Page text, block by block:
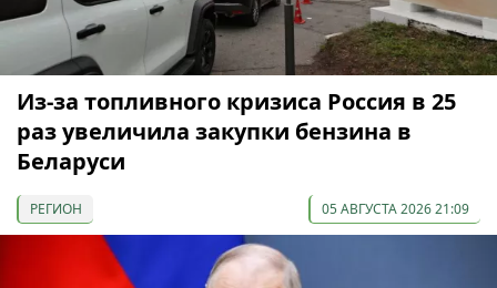
Из-за топливного кризиса Россия в 25
раз увеличила закупки бензина в
Беларуси
РЕГИОН 05 АВГУСТА 2026 21:09